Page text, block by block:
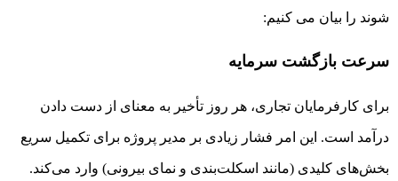
شوند را بیان می کنیم:
سرعت بازگشت سرمایه
برای کارفرمایان تجاری، هر روز تأخیر به معنای از دست دادن
درآمد است. این امر فشار زیادی بر مدیر پروژه برای تکمیل سریع
بخش‌های کلیدی (مانند اسکلت‌بندی و نمای بیرونی) وارد می‌کند.